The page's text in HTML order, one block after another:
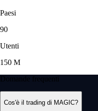
Paesi
90
Utenti
150 M
Domande frequenti
Cos'è il trading di MAGIC?